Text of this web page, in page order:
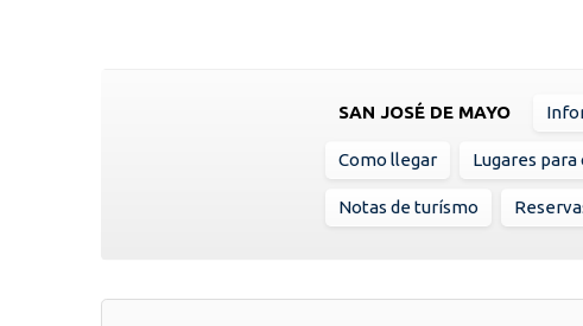
SAN JOSÉ DE MAYO
Como llegar Lugares
Notas de turísmo